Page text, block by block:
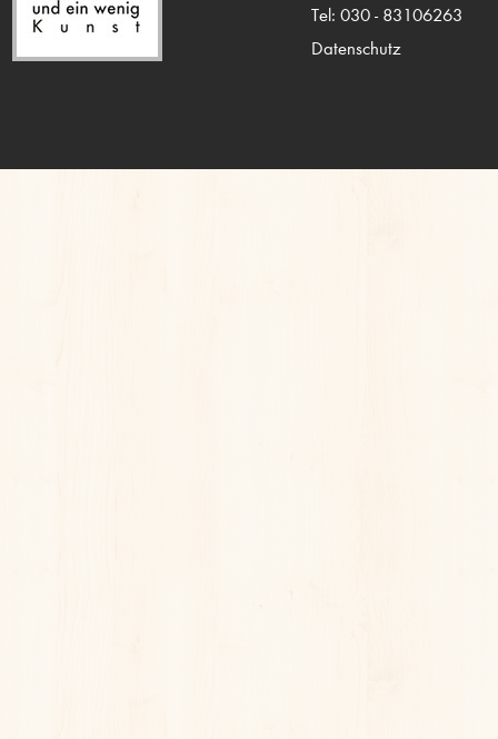
Tel: 030 - 83106263
Datenschutz